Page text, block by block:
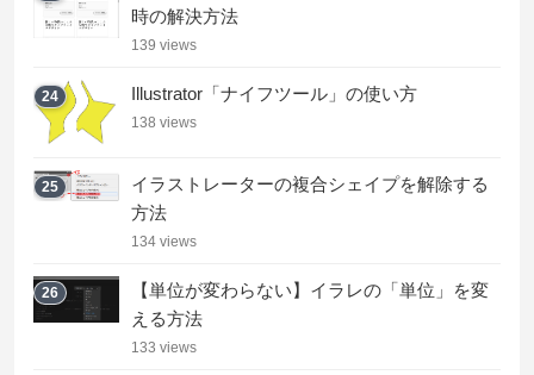
時の解決方法
139 views
24 Illustrator「ナイフツール」の使い方
138 views
25
イラストレーターの複合シェイプを解除する
方法
134 views
26
【単位が変わらない】イラレの「単位」を変
える方法
133 views